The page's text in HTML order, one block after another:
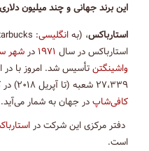
این برند جهانی و چند میلیون
استارباکس، (بهانگلیسی: Starbucks) شرکت
استارباکس در سال۱۹۷۱درشهر
واشینگتنتأسیس شد. امروز با در
۲۷،۳۳۹ شعبه (تا آپریل ۲۰۱۸) در کشورهای مختلف، بزرگ‌ترین
کافی‌شاپدر جهان به شمار می‌آید.
دفتر مرکزی این شرکت در
است.